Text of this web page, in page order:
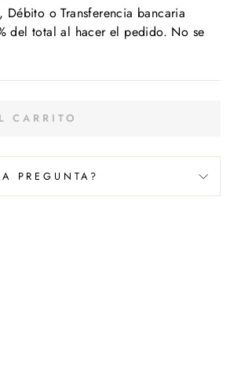
o Transferencia bancaria
del total al hacer el pedido. No se
CARRITO
PREGUNTA?